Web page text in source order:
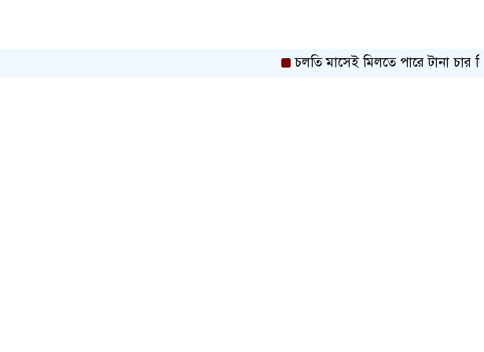
চলতি মাসেই মিলতে পারে টানা চার দিনের